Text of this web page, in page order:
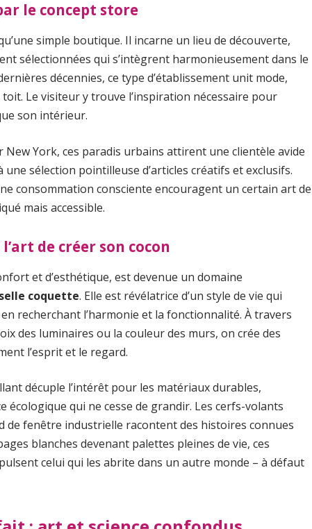
le concept store
simple boutique. Il incarne un lieu de découverte,
sélectionnées qui s’intègrent harmonieusement dans le
décennies, ce type d’établissement unit mode,
Le visiteur y trouve l’inspiration nécessaire pour
son intérieur.
New York, ces paradis urbains attirent une clientèle avide
sélection pointilleuse d’articles créatifs et exclusifs.
consommation consciente encouragent un certain art de
mais accessible.
de créer son cocon
et d’esthétique, est devenue un domaine
coquette. Elle est révélatrice d’un style de vie qui
recherchant l’harmonie et la fonctionnalité. À travers
des luminaires ou la couleur des murs, on crée des
l’esprit et le regard.
décuple l’intérêt pour les matériaux durables,
écologique qui ne cesse de grandir. Les cerfs-volants
de fenêtre industrielle racontent des histoires connues
blanches devenant palettes pleines de vie, ces
celui qui les abrite dans un autre monde – à défaut